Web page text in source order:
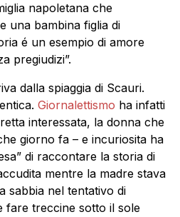
napoletana che
una bambina figlia di
é un esempio di amore
pregiudizi”.
dalla spiaggia di Scauri.
Giornalettismo ha infatti
interessata, la donna che
giorno fa – e incuriosita ha
di raccontare la storia di
mentre la madre stava
sabbia nel tentativo di
fare treccine sotto il sole